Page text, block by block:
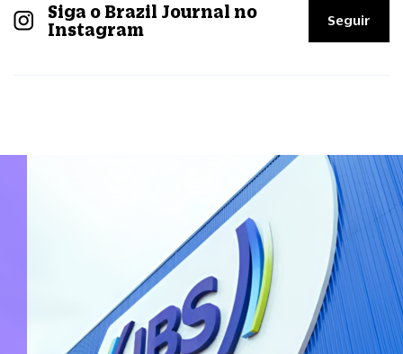
Siga o Brazil Journal no
Instagram
Seguir